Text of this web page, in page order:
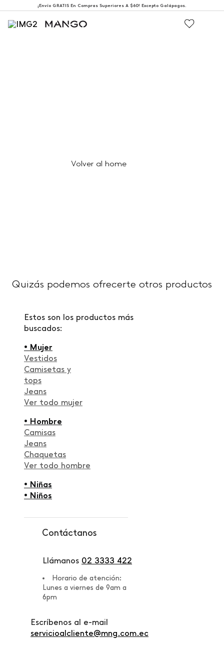
¡Envío GRATIS En Compras Superiores A $60! Excepto Galápagos.
Volver al home
Quizás podemos ofrecerte otros productos
Estos son los productos más
buscados:
• Mujer
Vestidos
Camisetas y
tops
Jeans
Ver todo mujer
• Hombre
Camisas
Jeans
Chaquetas
Ver todo hombre
• Niñas
• Niños
Contáctanos
Llámanos 02 3333 422
Horario de atención:
Lunes a viernes de 9am a
6pm
Escríbenos al e-mail
servicioalcliente@mng.com.ec